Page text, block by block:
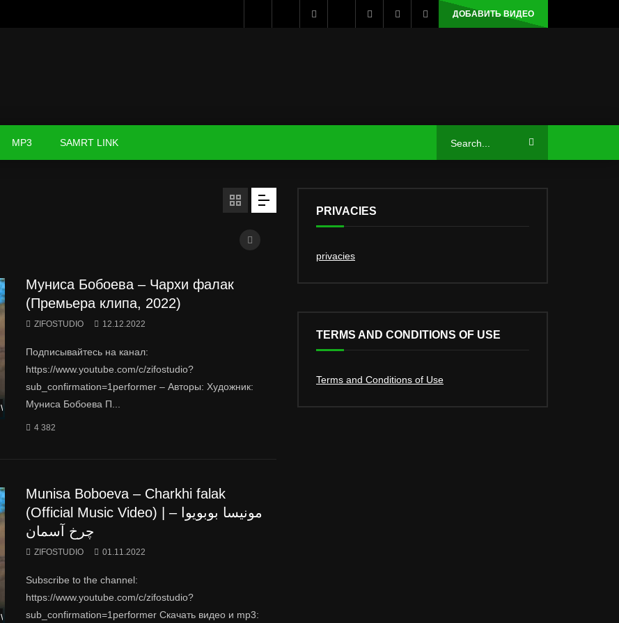
ДОБАВИТЬ ВИДЕО
MP3 SAMRT LINK
Watch Later
Муниса Бобоева – Чархи фалак
(Премьера клипа, 2022)
ZIFOSTUDIO 12.12.2022
Подписывайтесь на канал:
https://www.youtube.com/c/zifostudio?
sub_confirmation=1performer – Авторы: Художник:
Муниса Бобоева П...
4 382
Watch Later
Munisa Boboeva – Charkhi falak
(Official Music Video) | مونیسا بوبویوا –
چرخ آسمان
ZIFOSTUDIO 01.11.2022
Subscribe to the channel:
https://www.youtube.com/c/zifostudio?
sub_confirmation=1performer Скачать видео и mp3:
PRIVACIES
privacies
TERMS AND CONDITIONS OF USE
Terms and Conditions of Use